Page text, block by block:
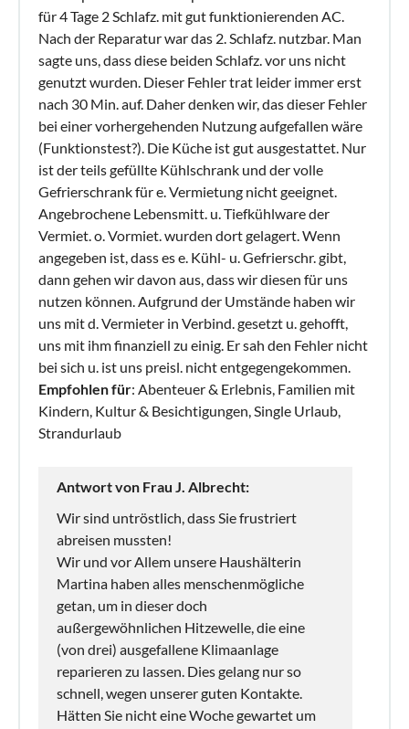
für 4 Tage 2 Schlafz. mit gut funktionierenden AC.
Nach der Reparatur war das 2. Schlafz. nutzbar. Man
sagte uns, dass diese beiden Schlafz. vor uns nicht
genutzt wurden. Dieser Fehler trat leider immer erst
nach 30 Min. auf. Daher denken wir, das dieser Fehler
bei einer vorhergehenden Nutzung aufgefallen wäre
(Funktionstest?). Die Küche ist gut ausgestattet. Nur
ist der teils gefüllte Kühlschrank und der volle
Gefrierschrank für e. Vermietung nicht geeignet.
Angebrochene Lebensmitt. u. Tiefkühlware der
Vermiet. o. Vormiet. wurden dort gelagert. Wenn
angegeben ist, dass es e. Kühl- u. Gefrierschr. gibt,
dann gehen wir davon aus, dass wir diesen für uns
nutzen können. Aufgrund der Umstände haben wir
uns mit d. Vermieter in Verbind. gesetzt u. gehofft,
uns mit ihm finanziell zu einig. Er sah den Fehler nicht
bei sich u. ist uns preisl. nicht entgegengekommen.
Empfohlen für: Abenteuer & Erlebnis, Familien mit
Kindern, Kultur & Besichtigungen, Single Urlaub,
Strandurlaub
Antwort von Frau J. Albrecht:
Wir sind untröstlich, dass Sie frustriert
abreisen mussten!
Wir und vor Allem unsere Haushälterin
Martina haben alles menschenmögliche
getan, um in dieser doch
außergewöhnlichen Hitzewelle, die eine
(von drei) ausgefallene Klimaanlage
reparieren zu lassen. Dies gelang nur so
schnell, wegen unserer guten Kontakte.
Hätten Sie nicht eine Woche gewartet um